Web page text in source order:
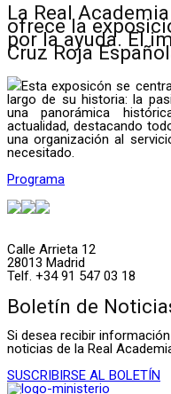
La Real
ofrece la
por la ayuda. El
Cruz Roja
Esta exposicón se
largo de su historia: la
una panorámica
actualidad, destacando
una organización al
necesitado.
Programa
Calle Arrieta 12
28013 Madrid
Telf. +34 91 547 03 18
Boletín de
Si desea recibir
noticias de la Real
SUSCRIBIRSE AL BOLETÍN